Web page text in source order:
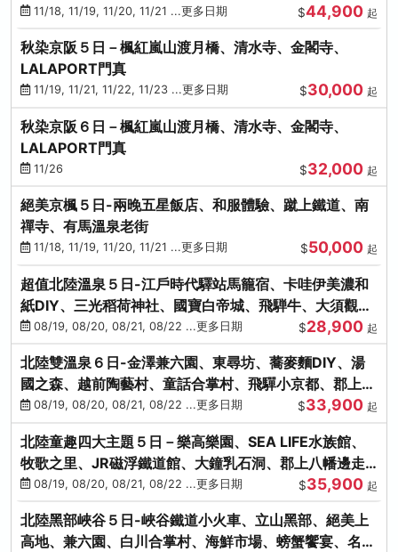
11/18, 11/19, 11/20, 11/21 ...更多日期 $44,900 起
秋染京阪５日－楓紅嵐山渡月橋、清水寺、金閣寺、
LALAPORT門真
11/19, 11/21, 11/22, 11/23 ...更多日期 $30,000 起
秋染京阪６日－楓紅嵐山渡月橋、清水寺、金閣寺、
LALAPORT門真
11/26 $32,000 起
絕美京楓５日-兩晚五星飯店、和服體驗、蹴上鐵道、南
禪寺、有馬溫泉老街
11/18, 11/19, 11/20, 11/21 ...更多日期 $50,000 起
超值北陸溫泉５日-江戶時代驛站馬籠宿、卡哇伊美濃和
紙DIY、三光稻荷神社、國寶白帝城、飛騨牛、大須觀音
街、下呂溫泉
08/19, 08/20, 08/21, 08/22 ...更多日期 $28,900 起
北陸雙溫泉６日-金澤兼六園、東尋坊、蕎麥麵DIY、湯
國之森、越前陶藝村、童話合掌村、飛驒小京都、郡上八
幡08/19, 08/20, 08/21, 08/22 ...更多日期 $33,900 起
北陸童趣四大主題５日－樂高樂園、SEA LIFE水族館、
牧歌之里、JR磁浮鐵道館、大鐘乳石洞、郡上八幡邊走
邊吃08/19, 08/20, 08/21, 08/22 ...更多日期 $35,900 起
北陸黑部峽谷５日-峽谷鐵道小火車、立山黑部、絕美上
高地、兼六園、白川合掌村、海鮮市場、螃蟹饗宴、名湯